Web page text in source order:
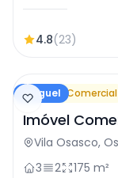
4.8(23)
Aluguel
Imóvel Comercial
Imóvel
Osasco
Vila Osasco,
3
2 175 m²